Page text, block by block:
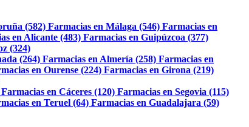
(582) Farmacias en Málaga (546) Farmacias en
en Alicante (483) Farmacias en Guipúzcoa (377)
(324)
(264) Farmacias en Almería (258) Farmacias en
en Ourense (224) Farmacias en Girona (219)
Farmacias en Cáceres (120) Farmacias en Segovia (115)
en Teruel (64) Farmacias en Guadalajara (59)